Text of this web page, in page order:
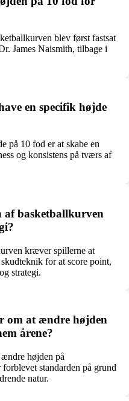
blev først fastsat
James Naismith, tilbage i
en specifik højde
på 10 fod er at skabe en
og konsistens på tværs af
basketballkurven
kræver spillerne at
for at score point,
strategi.
om at ændre højden
årene?
højden på
standarden på grund
natur.